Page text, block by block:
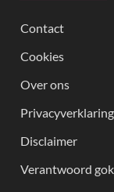
Contact
Cookies
Over ons
Privacyverklaring
Disclaimer
Verantwoord